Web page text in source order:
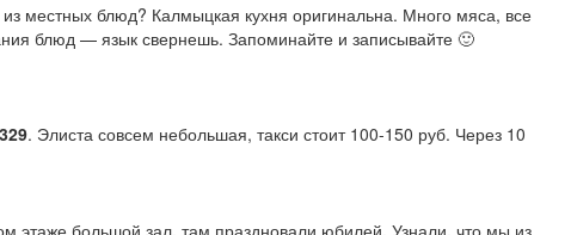
местных блюд? Калмыцкая кухня оригинальна. Много мяса, все
блюд — язык свернешь. Запоминайте и записывайте 🙂
. Элиста совсем небольшая, такси стоит 100-150 руб. Через 10
этаже большой зал, там праздновали юбилей. Узнали, что мы из